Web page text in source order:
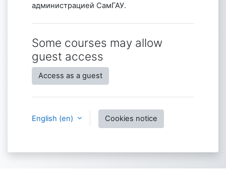
администрацией СамГАУ.
Some courses may allow
guest access
Access as a guest
English ‎(en)‎ Cookies notice